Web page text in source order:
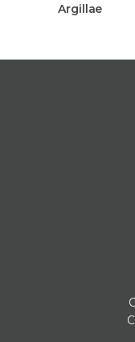
Argillae